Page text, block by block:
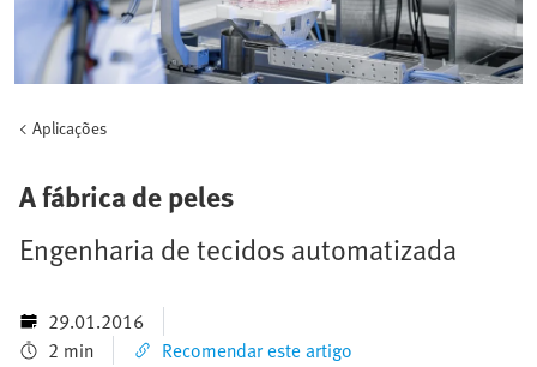
Aplicações
A fábrica de peles
Engenharia de tecidos automatizada
29.01.2016
2 min
Recomendar este artigo